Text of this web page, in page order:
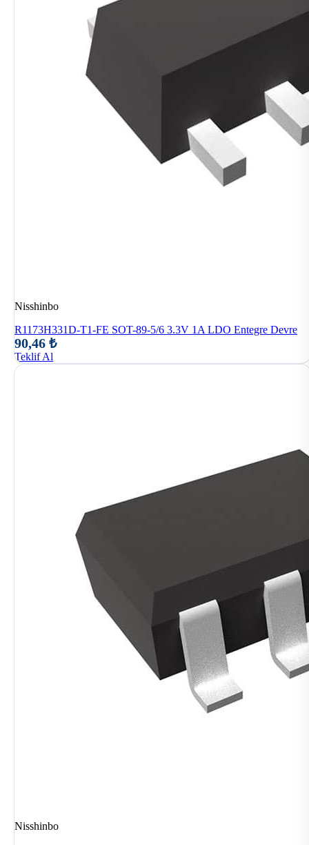
Nisshinbo
R1173H331D-T1-FE SOT-89-5/6 3.3V 1A LDO Entegre Devre
90,46 ₺
Teklif Al
Nisshinbo